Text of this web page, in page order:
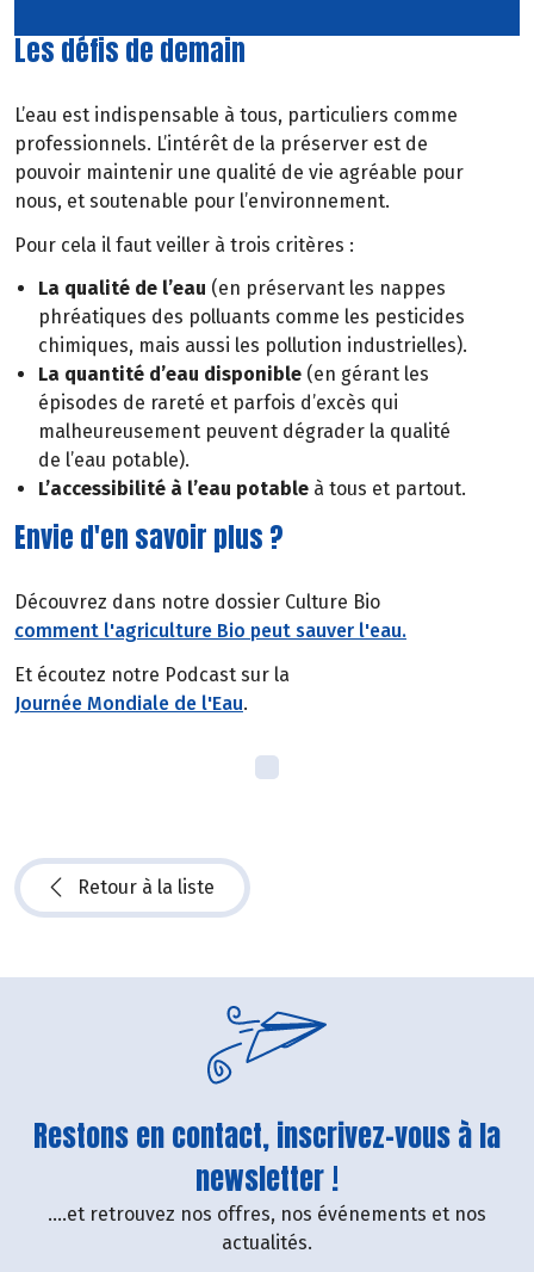
Les défis de demain
L’eau est indispensable à tous, particuliers comme
professionnels. L’intérêt de la préserver est de
pouvoir maintenir une qualité de vie agréable pour
nous, et soutenable pour l’environnement.
Pour cela il faut veiller à trois critères :
La qualité de l’eau (en préservant les nappes
phréatiques des polluants comme les pesticides
chimiques, mais aussi les pollution industrielles).
La quantité d’eau disponible (en gérant les
épisodes de rareté et parfois d’excès qui
malheureusement peuvent dégrader la qualité
de l’eau potable).
L’accessibilité à l’eau potable à tous et partout.
Envie d'en savoir plus ?
Découvrez dans notre dossier Culture Bio
comment l'agriculture Bio peut sauver l'eau.
Et écoutez notre Podcast sur la
Journée Mondiale de l'Eau.
Retour à la liste
Restons en contact, inscrivez-vous à la
newsletter !
....et retrouvez nos offres, nos événements et nos
actualités.